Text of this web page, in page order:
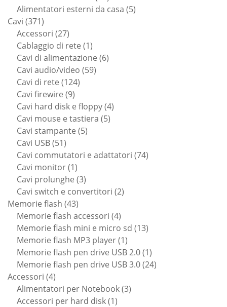
prodotti
Alimentatori esterni da casa 55
Cavi 371371
prodotti
Accessori 2727
prodotti
Cablaggio di rete 11
prodotto
Cavi di alimentazione 66
Cavi audio/video 5959
Cavi di rete 124124
Cavi firewire 99
prodotti
Cavi hard disk e floppy 44
Cavi mouse e tastiera 55
Cavi stampante 55
Cavi USB 5151
prodotti
Cavi commutatori e adattatori 7474
Cavi monitor 11
prodotto
Cavi prolunghe 33
prodotti
Cavi switch e convertitori 22
Memorie flash 4343
prodotti
Memorie flash accessori 44
prodotti
Memorie flash mini e micro sd 1313
Memorie flash MP3 player 11
prodotto
Memorie flash pen drive USB 2.0 11
prodotto
Memorie flash pen drive USB 3.0 2424
Accessori 44
prodotti
Alimentatori per Notebook 33
Accessori per hard disk 11